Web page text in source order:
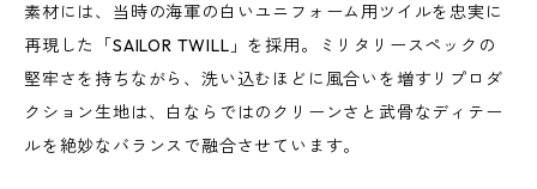
素材には、当時の海軍の白いユニフォーム用ツイルを忠実に
再現した「SAILOR TWILL」を採用。ミリタリースペックの
堅牢さを持ちながら、洗い込むほどに風合いを増すリプロダ
クション生地は、白ならではのクリーンさと武骨なディテー
ルを絶妙なバランスで融合させています。